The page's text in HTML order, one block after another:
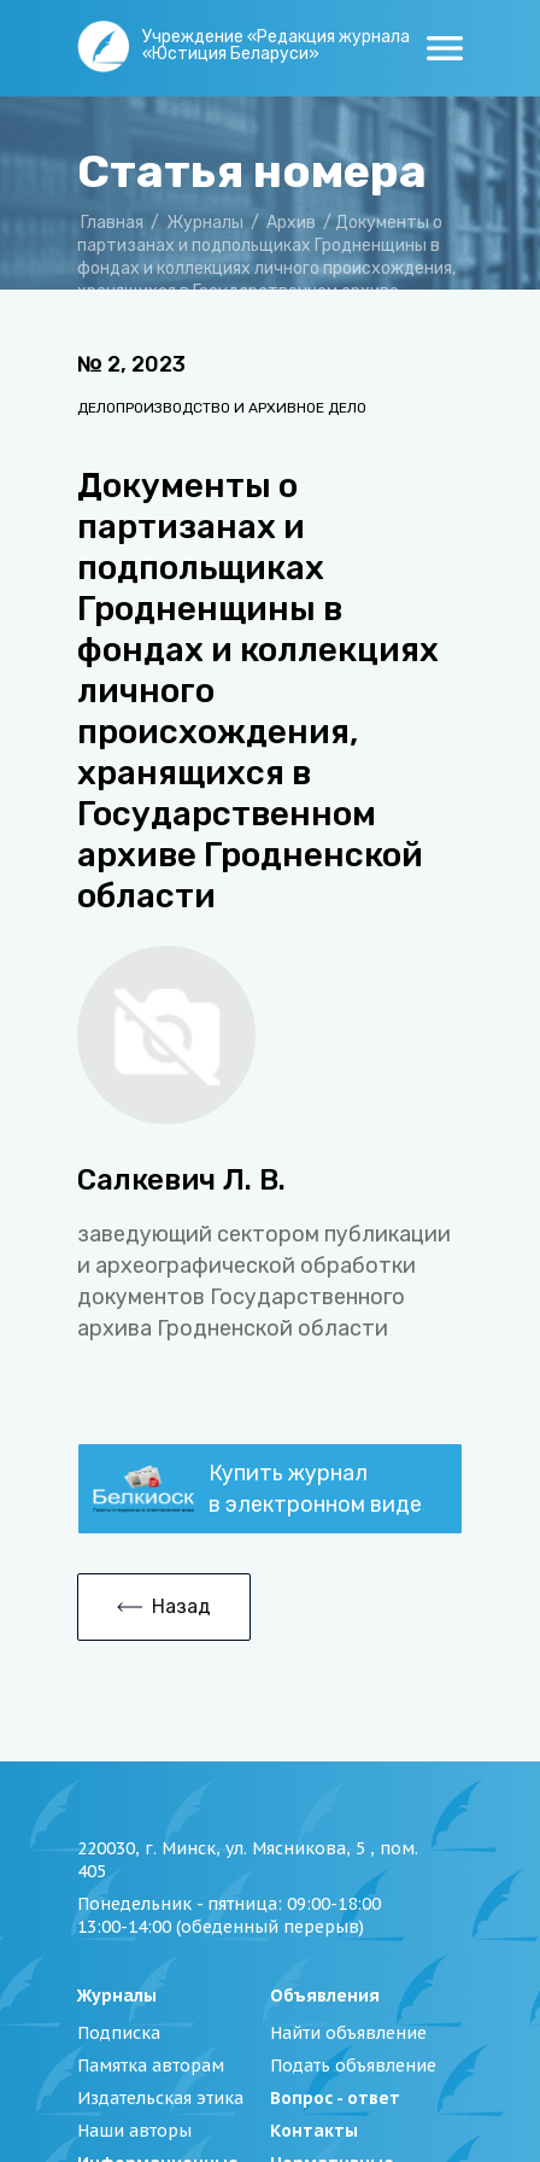
Учреждение «Редакция журнала
«Юстиция Беларуси»
Статья номера
Главная / Журналы / Архив /Документы о
партизанах и подпольщиках Гродненщины в
фондах и коллекциях личного происхождения,
хранящихся в Государственном архиве
№ 2, 2023
ДЕЛОПРОИЗВОДСТВО И АРХИВНОЕ ДЕЛО
Документы о
партизанах и
подпольщиках
Гродненщины в
фондах и коллекциях
личного
происхождения,
хранящихся в
Государственном
архиве Гродненской
области
Салкевич Л. В.
заведующий сектором публикации
и археографической обработки
документов Государственного
архива Гродненской области
Купить журнал
в электронном виде
Назад
220030, г. Минск, ул. Мясникова, 5 , пом.
405
Понедельник - пятница: 09:00-18:00
13:00-14:00 (обеденный перерыв)
Журналы
Подписка
Памятка авторам
Издательская этика
Наши авторы
Объявления
Найти объявление
Подать объявление
Вопрос - ответ
Контакты